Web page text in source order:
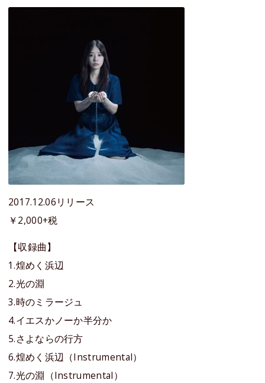
2017.12.06リリース
￥2,000+税
【収録曲】
1.煌めく浜辺
2.光の淵
3.時のミラージュ
4.イエスかノーか半分か
5.さよならの行方
6.煌めく浜辺（Instrumental）
7.光の淵（Instrumental）